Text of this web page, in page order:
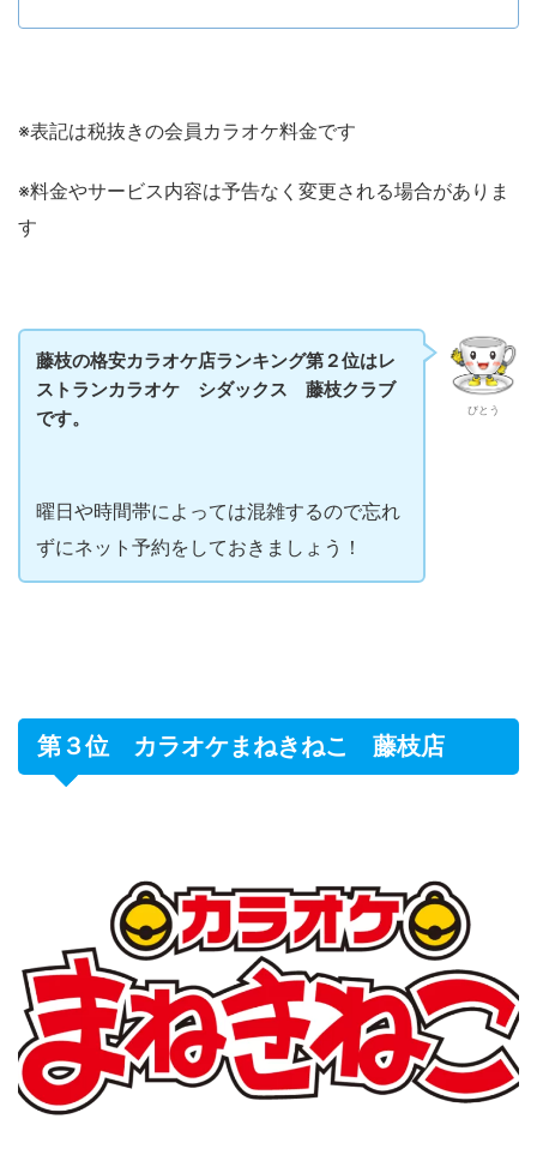
※表記は税抜きの会員カラオケ料金です
※料金やサービス内容は予告なく変更される場合がありま
す
びとう
藤枝の格安カラオケ店ランキング第２位はレ
ストランカラオケ シダックス 藤枝クラブ
です。
曜日や時間帯によっては混雑するので忘れ
ずにネット予約をしておきましょう！
第３位 カラオケまねきねこ 藤枝店